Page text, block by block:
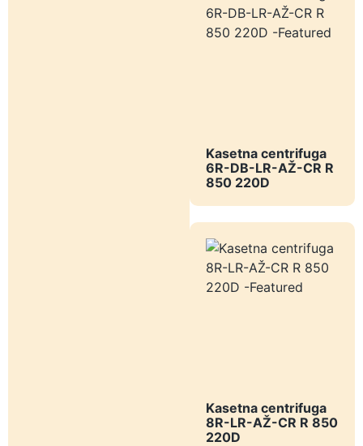
Kasetna centrifuga
6R-DB-LR-AŽ-CR R
850 220D
Kasetna centrifuga
8R-LR-AŽ-CR R 850
220D